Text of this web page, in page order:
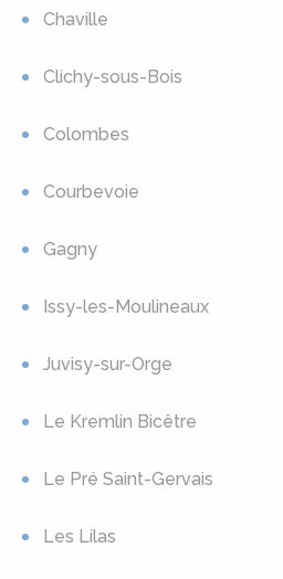
Chaville
Clichy-sous-Bois
Colombes
Courbevoie
Gagny
Issy-les-Moulineaux
Juvisy-sur-Orge
Le Kremlin Bicêtre
Le Pré Saint-Gervais
Les Lilas